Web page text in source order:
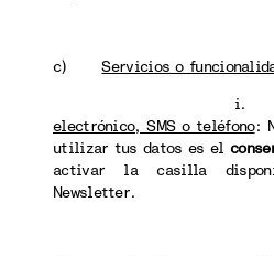
c)Servicios o
electrónico, SMS o teléfono:
utilizar tus datos es el
activar la casilla
Newsletter.